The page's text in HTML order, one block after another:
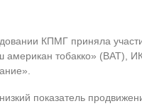
КПМГ приняла
американ тобакко» (ВАТ),
показатель